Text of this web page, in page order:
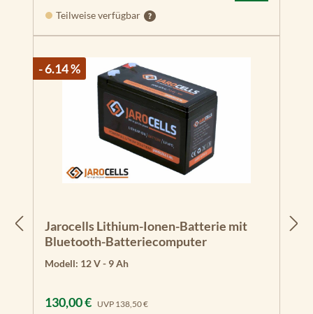
Teilweise verfügbar
- 6.14 %
Jarocells Lithium-Ionen-Batterie mit
Bluetooth-Batteriecomputer
Modell: 12 V - 9 Ah
Verkaufspreis:
130,00 € UVP 138,50 €